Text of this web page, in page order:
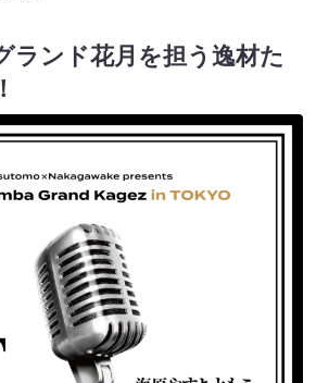
ランド花月を担う逸材た